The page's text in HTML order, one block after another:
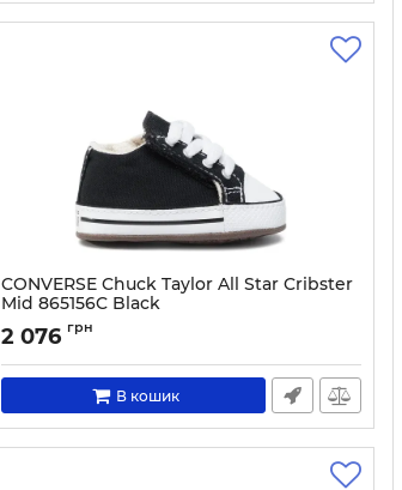
CONVERSE Chuck Taylor All Star Cribster
Mid 865156C Black
Артикул: 0000206327987-19
2 076 грн
В кошик